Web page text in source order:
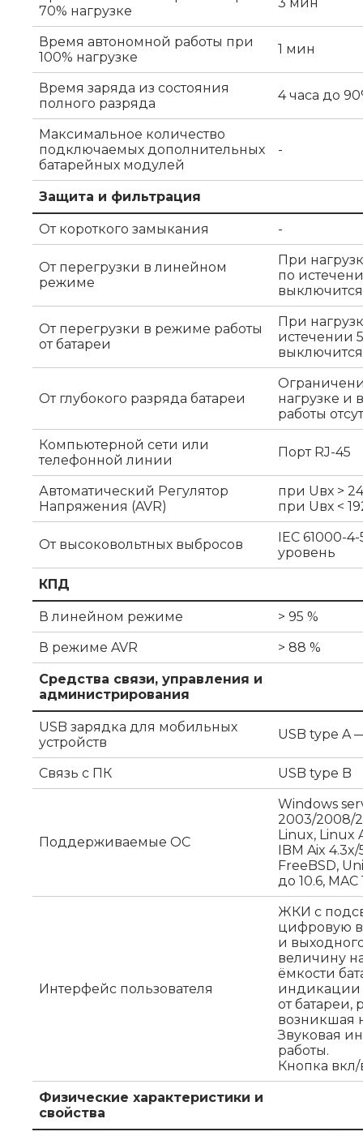
70% нагрузке
Время автономной работы при
100% нагрузке
1 мин
Время заряда из состояния
полного разряда
4 часа до
Максимальное количество
подключаемых дополнительных
батарейных модулей
-
Защита и фильтрация
От короткого замыкания -
От перегрузки в линейном
режиме
При
по
От перегрузки в режиме работы
от батареи
При
истечении
От глубокого разряда батареи
нагрузке и
работы
Компьютерной сети или
телефонной линии
Порт RJ-45
Автоматический Регулятор
Напряжения (AVR)
при Uвх >
при Uвх <
От высоковольтных выбросов
IEC 61000-
уровень
КПД
В линейном режиме
> 95 %
В режиме AVR
> 88 %
Средства связи, управления и
администрирования
USB зарядка для мобильных
устройств
USB type A
Связь с ПК USB type B
Поддерживаемые ОС
Windows
2003/2008/
Linux, Linux
IBM Aix 4.3x/
FreeBSD,
до 10.6, MAC
Интерфейс пользователя
ЖКИ с
цифровую
и
величину
ёмкости
индикации
от батареи,
возникшая
Звуковая
работы.
Кнопка
Физические характеристики и
свойства